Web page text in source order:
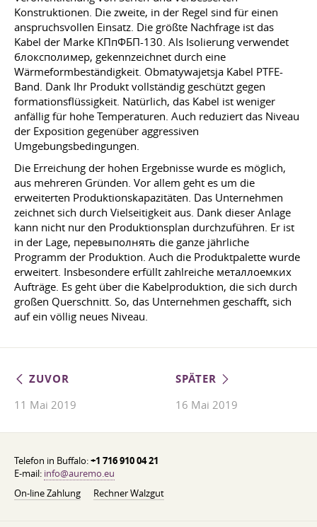
Konstruktionen. Die zweite, in der Regel sind für einen
anspruchsvollen Einsatz. Die größte Nachfrage ist das
Kabel der Marke КПпФБП-130. Als Isolierung verwendet
блоксполимер, gekennzeichnet durch eine
Wärmeformbeständigkeit. Obmatywajetsja Kabel PTFE-
Band. Dank Ihr Produkt vollständig geschützt gegen
formationsflüssigkeit. Natürlich, das Kabel ist weniger
anfällig für hohe Temperaturen. Auch reduziert das Niveau
der Exposition gegenüber aggressiven
Umgebungsbedingungen.
Die Erreichung der hohen Ergebnisse wurde es möglich,
aus mehreren Gründen. Vor allem geht es um die
erweiterten Produktionskapazitäten. Das Unternehmen
zeichnet sich durch Vielseitigkeit aus. Dank dieser Anlage
kann nicht nur den Produktionsplan durchzuführen. Er ist
in der Lage, перевыполнять die ganze jährliche
Programm der Produktion. Auch die Produktpalette wurde
erweitert. Insbesondere erfüllt zahlreiche металлоемких
Aufträge. Es geht über die Kabelproduktion, die sich durch
großen Querschnitt. So, das Unternehmen geschafft, sich
auf ein völlig neues Niveau.
ZUVOR
11 Mai 2019
SPÄTER
16 Mai 2019
Telefon in Buffalo:+1 716 910 04 21
E-mail: info@auremo.eu
On-line Zahlung
Rechner Walzgut